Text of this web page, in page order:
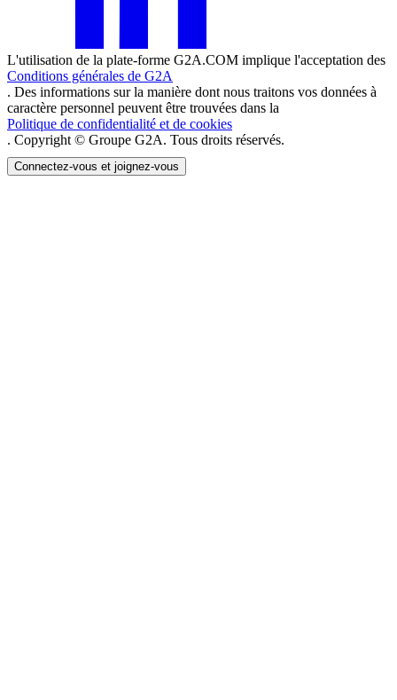
L'utilisation de la plate-forme G2A.COM implique l'acceptation des
Conditions générales de G2A
. Des informations sur la manière dont nous traitons vos données à
caractère personnel peuvent être trouvées dans la
Politique de confidentialité et de cookies
. Copyright © Groupe G2A. Tous droits réservés.
Connectez-vous et joignez-vous